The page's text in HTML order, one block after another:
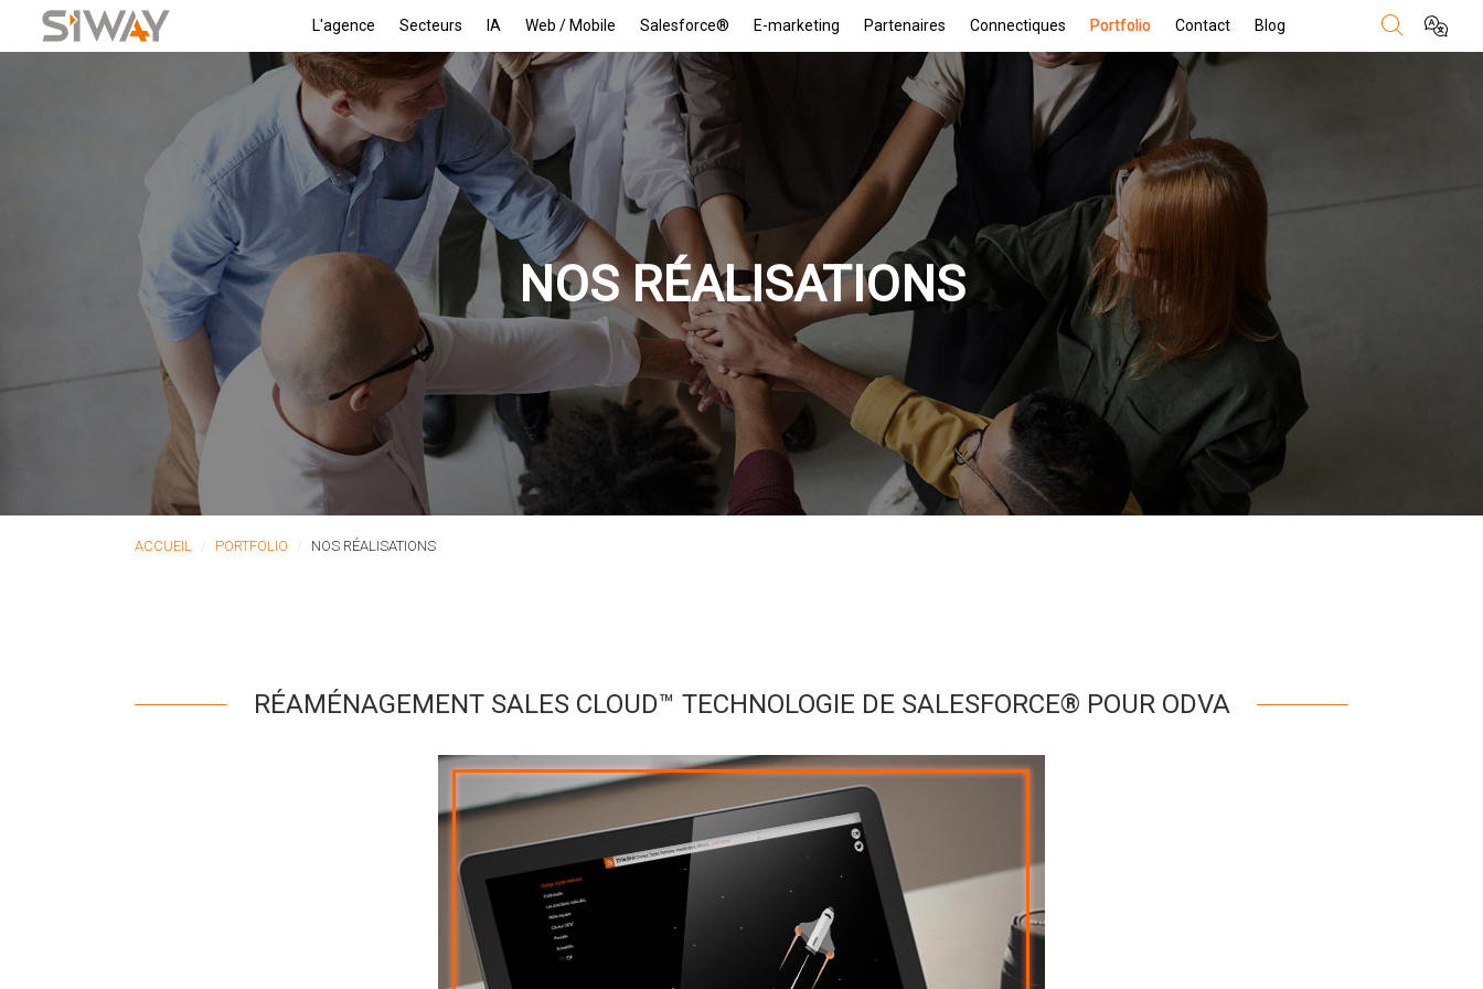
L'agence Secteurs IA Web / Mobile Salesforce® E-marketing Partenaires Connectiques Portfolio Contact Blog
NOS RÉALISATIONS
ACCUEIL PORTFOLIO NOS RÉALISATIONS
RÉAMÉNAGEMENT SALES CLOUD™ TECHNOLOGIE DE SALESFORCE® POUR ODVA